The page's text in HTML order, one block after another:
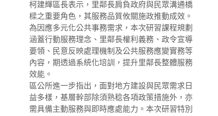
柯建輝區長表示，里鄰長肩負政府與民眾溝通橋
樑之重要角色，其服務品質攸關施政推動成效。
為因應多元化公共事務需求，本次研習課程規劃
涵蓋行動服務理念、里鄰長權利義務、政令宣導
要領、民意反映處理機制及公共服務應變實務等
內容，期透過系統化培訓，提升里鄰長整體服務
效能。
區公所進一步指出，面對地方建設與民眾需求日
益多樣，基層幹部除須熟稔各項政策措施外，亦
需具備主動服務與即時應處能力。本次研習特別